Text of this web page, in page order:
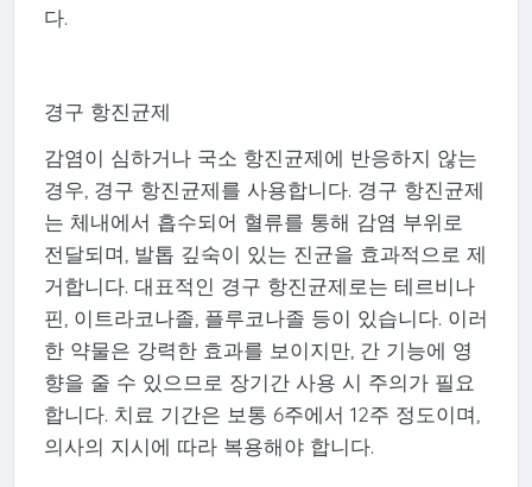
다.
경구 항진균제
감염이 심하거나 국소 항진균제에 반응하지 않는
경우, 경구 항진균제를 사용합니다. 경구 항진균제
는 체내에서 흡수되어 혈류를 통해 감염 부위로
전달되며, 발톱 깊숙이 있는 진균을 효과적으로 제
거합니다. 대표적인 경구 항진균제로는 테르비나
핀, 이트라코나졸, 플루코나졸 등이 있습니다. 이러
한 약물은 강력한 효과를 보이지만, 간 기능에 영
향을 줄 수 있으므로 장기간 사용 시 주의가 필요
합니다. 치료 기간은 보통 6주에서 12주 정도이며,
의사의 지시에 따라 복용해야 합니다.